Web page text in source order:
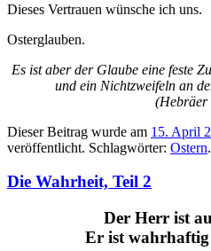
Dieses Vertrauen wünsche ich uns.
Osterglauben.
Es ist aber der Glaube eine feste
und ein Nichtzweifeln an
(Hebräer
Dieser Beitrag wurde am 15. April
veröffentlicht. Schlagwörter: Ostern.
Die Wahrheit, Teil 2
Der Herr ist
Er ist wahrhaftig